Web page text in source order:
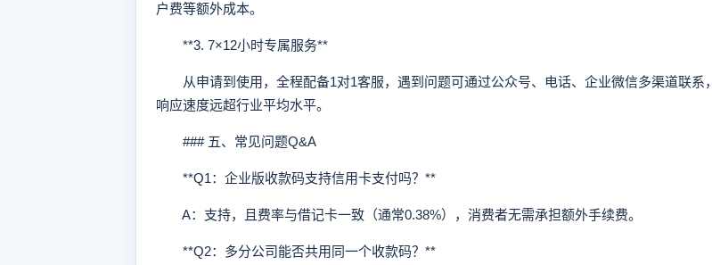
户费等额外成本。
**3. 7×12小时专属服务**
从申请到使用，全程配备1对1客服，遇到问题可通过公众号、电话、企业微信多渠道联系，
响应速度远超行业平均水平。
### 五、常见问题Q&A
**Q1：企业版收款码支持信用卡支付吗？**
A：支持，且费率与借记卡一致（通常0.38%），消费者无需承担额外手续费。
**Q2：多分公司能否共用同一个收款码？**